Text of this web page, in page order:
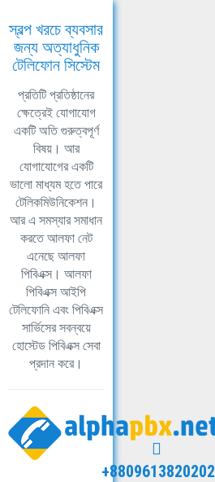
স্বল্প খরচে ব্যবসার
জন্য অত্যাধুনিক
টেলিফোন সিস্টেম
প্রতিটি প্রতিষ্ঠানের
ক্ষেত্রেই যোগাযোগ
একটি অতি গুরুত্বপূর্ণ
বিষয়। আর
যোগাযোগের একটি
ভালো মাধ্যম হতে পারে
টেলিকমিউনিকেশন।
আর এ সমস্যার সমাধান
করতে আলফা নেট
এনেছে আলফা
পিবিএক্স। আলফা
পিবিএক্স আইপি
টেলিফোনি এবং পিবিএক্স
সার্ভিসের সবন্বয়ে
হোস্টেড পিবিএক্স সেবা
প্রদান করে।
+8809613820202